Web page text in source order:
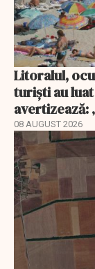
Litoralul,
turiști au
avertizează:
08 AUGUST 2026